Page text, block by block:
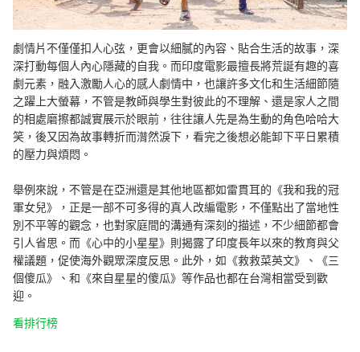
劇情片不僅僅扣人心弦，更會以細膩的內容、貼合生活的故事，深
深打動每個人內心隱藏的自我。而印度電影最擅長將荒誕有趣的喜
劇元素，融入激勵人心的感人劇情中，也讓許多文化和生活細節隨
之躍上大螢幕，不管是教師與學生對彼此的不理解、還是家人之間
的相處磨擦都誠實展示於眼前，往往讓人先是為生動的角色哈哈大
笑，後又因為故事轉折而潸然淚下，看完之後想必能卸下平日累積
的壓力與煩悶。
舉例來說，不管是在亞洲還是其他地區都如雷貫耳的《我和我的冠
軍女兒》，正是一部不可多得的真人改編電影，不僅點出了當地性
別不平等的觀念，也對家庭間的溝通有深刻的描述，不少細節都會
引人省思。而《心中的小星星》則揭露了印度長年以來的教育與父
權議題，促使海外觀眾深度反思。 此外，如 《救救菜英文》、《三
個傻瓜》、 和《來自星星的傻瓜》等作品也都在台灣相當受到歡
迎。
看排行榜